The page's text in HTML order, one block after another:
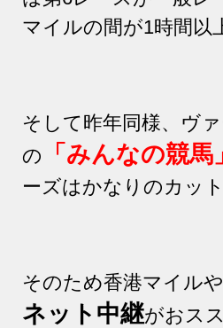
マイルの間が1時間以
そして昨年同様、ヴ
の
「 みんなの競馬」
ーズはかなりのカット
そのため香港マイル
ネット中継がおス